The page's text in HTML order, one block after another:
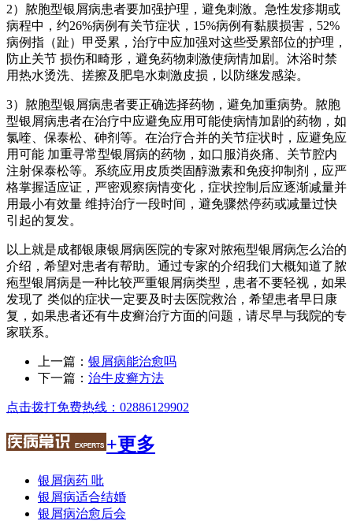
2）脓胞型银屑病患者要加强护理，避免刺激。急性发疹期或
病程中，约26%病例有关节症状，15%病例有黏膜损害，52%
病例指（趾）甲受累，治疗中应加强对这些受累部位的护理，
防止关节 损伤和畸形，避免药物刺激使病情加剧。沐浴时禁
用热水烫洗、搓擦及肥皂水刺激皮损，以防继发感染。
3）脓胞型银屑病患者要正确选择药物，避免加重病势。脓胞
型银屑病患者在治疗中应避免应用可能使病情加剧的药物，如
氯喹、保泰松、砷剂等。在治疗合并的关节症状时，应避免应
用可能 加重寻常型银屑病的药物，如口服消炎痛、关节腔内
注射保泰松等。系统应用皮质类固醇激素和免疫抑制剂，应严
格掌握适应证，严密观察病情变化，症状控制后应逐渐减量并
用最小有效量 维持治疗一段时间，避免骤然停药或减量过快
引起的复发。
以上就是成都银康银屑病医院的专家对脓疱型银屑病怎么治的
介绍，希望对患者有帮助。通过专家的介绍我们大概知道了脓
疱型银屑病是一种比较严重银屑病类型，患者不要轻视，如果
发现了 类似的症状一定要及时去医院救治，希望患者早日康
复，如果患者还有牛皮癣治疗方面的问题，请尽早与我院的专
家联系。
上一篇： 银屑病能治愈吗
下一篇： 治牛皮癣方法
点击拨打免费热线：02886129902
+更多
银屑病药 吡
银屑病适合结婚
银屑病治愈后会